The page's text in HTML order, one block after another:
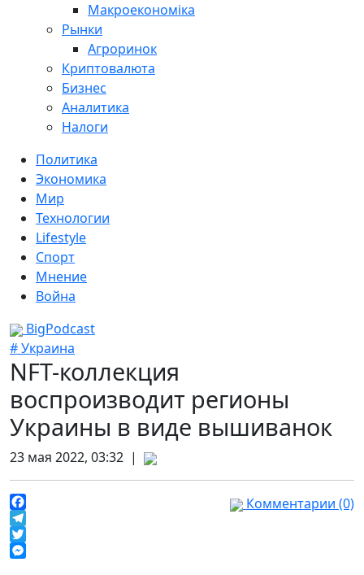
Макроекономіка
Рынки
Агроринок
Криптовалюта
Бизнес
Аналитика
Налоги
Политика
Экономика
Мир
Технологии
Lifestyle
Спорт
Мнение
Война
BigPodcast
# Украина
NFT-коллекция
воспроизводит регионы
Украины в виде вышиванок
23 мая 2022, 03:32 |
Facebook
Telegram
Twitter
Комментарии (0)